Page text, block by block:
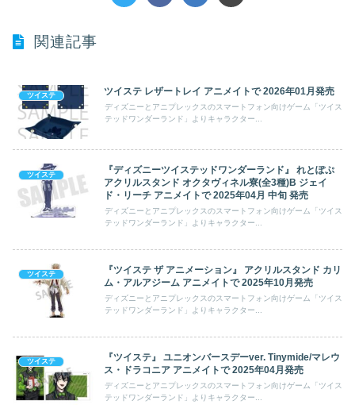
関連記事
ツイステ ツイステ レザートレイ アニメイトで 2026年01月発売
ディズニーとアニプレックスのスマートフォン向けゲーム「ツイス
テッドワンダーランド」よりキャラクター...
ツイステ
『ディズニーツイステッドワンダーランド』 れとぽぷ
アクリルスタンド オクタヴィネル寮(全3種)B ジェイ
ド・リーチ アニメイトで 2025年04月 中旬 発売
ディズニーとアニプレックスのスマートフォン向けゲーム「ツイス
テッドワンダーランド」よりキャラクター...
ツイステ
『ツイステ ザ アニメーション』 アクリルスタンド カリ
ム・アルアジーム アニメイトで 2025年10月発売
ディズニーとアニプレックスのスマートフォン向けゲーム「ツイス
テッドワンダーランド」よりキャラクター...
ツイステ
『ツイステ』 ユニオンバースデーver. Tinymide/マレウ
ス・ドラコニア アニメイトで 2025年04月発売
ディズニーとアニプレックスのスマートフォン向けゲーム「ツイス
テッドワンダーランド」よりキャラクター...